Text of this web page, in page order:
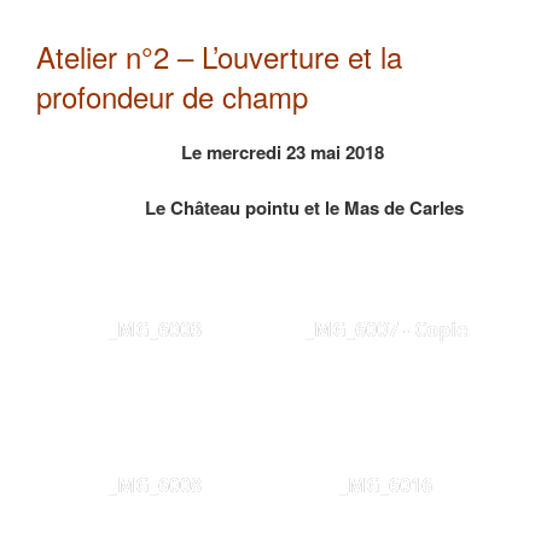
Atelier n°2 – L’ouverture et la
profondeur de champ
Le mercredi 23 mai 2018
Le Château pointu et le Mas de Carles
_MG_6003 _MG_6007 - Copie
_MG_6008 _MG_6016